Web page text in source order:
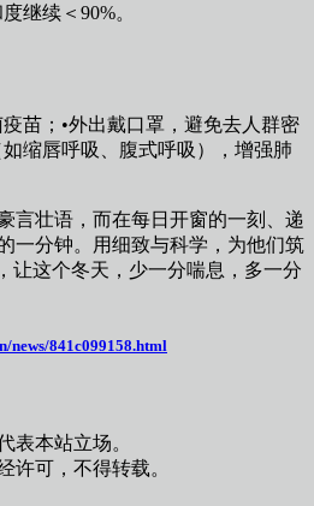
继续＜90%。
苗；•外出戴口罩，避免去人群密
缩唇呼吸、腹式呼吸），增强肺
言壮语，而在每日开窗的一刻、递
一分钟。用细致与科学，为他们筑
让这个冬天，少一分喘息，多一分
news/841c099158.html
表本站立场。
许可，不得转载。